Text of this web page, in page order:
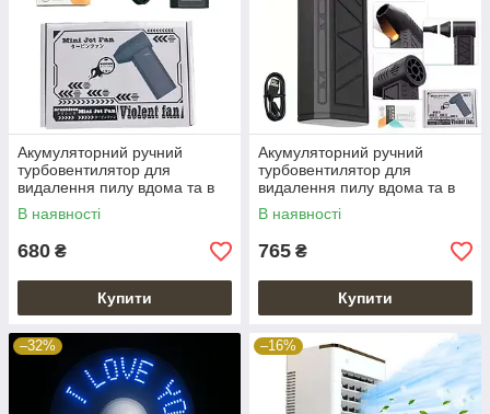
Акумуляторний ручний
турбовентилятор для
видалення пилу вдома та в
авто Turbo Violent Fan
В наявності
680 ₴
Купити
Акумуляторний ручний
турбовентилятор для
видалення пилу вдома та в
авто Mini Jet Fan
В наявності
765 ₴
Купити
–32% –16%